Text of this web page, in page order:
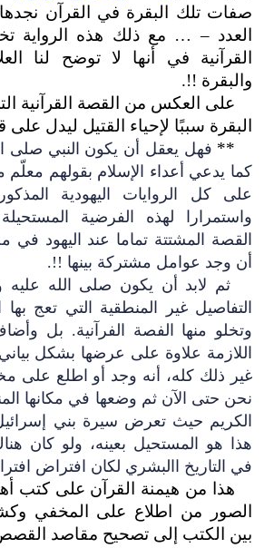
صفات تلك البقرة في القرآن
العدد – … مع ذلك هذه الرواية
القرآنية في أنها لا توضح لنا
والبقرة !!.
على العكس من القصة القرآنية
البقرة سببًا لإحياء القتيل ليدل على
** فهل يعقل أن يكون النبي صلى
كما يدعي أعداء الإسلام بقولهم
على كل الروايات اليهودية
واستمرارا لهذه الفرضية
القصة المشتتة تماما عند اليهود في
أن وجد عوامل مشتركة بينها !!.
ثم لابد أن يكون صلى الله عليه
التفاصيل غير المنطقية التي تعج بها
وتخلو منها الفصة الفرآنية. بل
اللازمة علاوة على عرضها بشكل
غير ذلك كله، أنه وجد أو اطلع على
نحن حتى الآن ثم وضعها في مكانها
الكريم حيث تعرض سيرة بني
هذا هو المستحيل بعينه، ولو كان
في التاريخ االبشري لكان افتراض
هذا من هيمنة القرآن على كتب
الصور من اطلاع على المخفي
بين الكتب إلى تصحيح مقاصد